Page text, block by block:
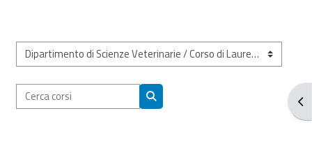
Categorie di corso
Cerca corsi
Cerca corsi